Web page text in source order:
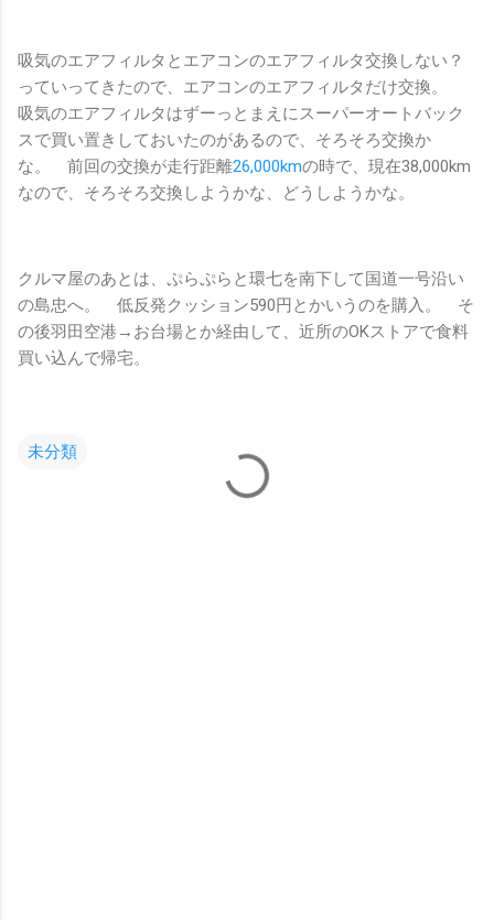
吸気のエアフィルタとエアコンのエアフィルタ交換しない？
っていってきたので、エアコンのエアフィルタだけ交換。
吸気のエアフィルタはずーっとまえにスーパーオートバック
スで買い置きしておいたのがあるので、そろそろ交換か
な。 前回の交換が走行距離26,000kmの時で、現在38,000km
なので、そろそろ交換しようかな、どうしようかな。
クルマ屋のあとは、ぷらぷらと環七を南下して国道一号沿い
の島忠へ。 低反発クッション590円とかいうのを購入。 そ
の後羽田空港→お台場とか経由して、近所のOKストアで食料
買い込んで帰宅。
未分類